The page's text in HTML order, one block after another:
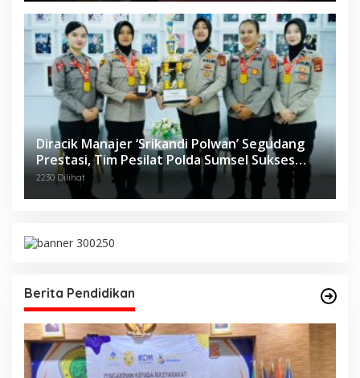
Diracik Manajer ‘Srikandi Polwan’ Segudang
Prestasi, Tim Pesilat Polda Sumsel Sukses
Diajang Kejurnas Menpora Cup II 2024
2230 Dilihat
Berita Pendidikan